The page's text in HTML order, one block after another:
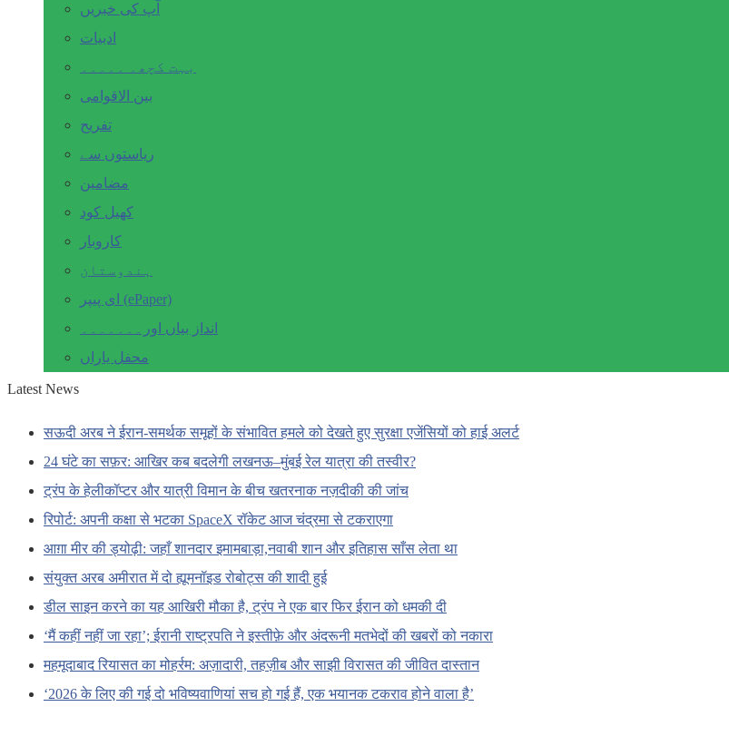
آپ کی خبریں
ادبیات
بہت کچھ۔ ۔۔۔۔۔
بین الاقوامی
تفریح
ریاستوں سے
مضامین
کھیل کود
کاروبار
ہندوستان
ای پیپر (ePaper)
انداز بیاں اور۔۔۔۔۔۔۔
محفل یاراں
Latest News
सऊदी अरब ने ईरान-समर्थक समूहों के संभावित हमले को देखते हुए सुरक्षा एजेंसियों को हाई अलर्ट
24 घंटे का सफ़र: आखिर कब बदलेगी लखनऊ–मुंबई रेल यात्रा की तस्वीर?
ट्रंप के हेलीकॉप्टर और यात्री विमान के बीच खतरनाक नज़दीकी की जांच
रिपोर्ट: अपनी कक्षा से भटका SpaceX रॉकेट आज चंद्रमा से टकराएगा
आग़ा मीर की ड्योढ़ी: जहाँ शानदार इमामबाड़ा,नवाबी शान और इतिहास साँस लेता था
संयुक्त अरब अमीरात में दो ह्यूमनॉइड रोबोट्स की शादी हुई
डील साइन करने का यह आखिरी मौका है, ट्रंप ने एक बार फिर ईरान को धमकी दी
‘मैं कहीं नहीं जा रहा’; ईरानी राष्ट्रपति ने इस्तीफ़े और अंदरूनी मतभेदों की खबरों को नकारा
महमूदाबाद रियासत का मोहर्रम: अज़ादारी, तहज़ीब और साझी विरासत की जीवित दास्तान
‘2026 के लिए की गई दो भविष्यवाणियां सच हो गई हैं, एक भयानक टकराव होने वाला है’